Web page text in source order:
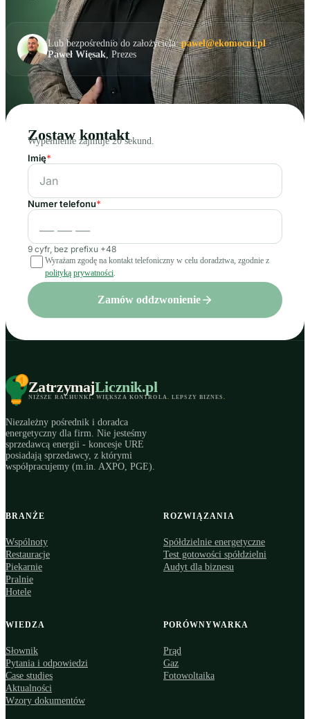
Lub bezpośrednio do założyciela:pawel@ekomocni.pl·
Paweł Więsak, Prezes
Zostaw kontakt
Wypełnienie zajmuje 20 sekund.
Imię*
Numer telefonu*
9 cyfr, bez prefixu +48
Wyrażam zgodę na kontakt telefoniczny w celu doradztwa, zgodnie z
polityką prywatności.
Zamów oddzwonienie
ZatrzymajLicznik.pl
NIŻSZE RACHUNKI. WIĘKSZA KONTROLA. LEPSZY BIZNES .
Niezależny pośrednik i doradca
energetyczny dla firm. Nie jesteśmy
sprzedawcą energii - koncesje URE
posiadają sprzedawcy, z którymi
współpracujemy (m.in. AXPO, PGE).
BRANŻE
Wspólnoty
Restauracje
Piekarnie
Pralnie
Hotele
ROZWIĄZANIA
Spółdzielnie energetyczne
Test gotowości spółdzielni
Audyt dla biznesu
WIEDZA
Słownik
Pytania i odpowiedzi
Case studies
Aktualności
Wzory dokumentów
PORÓWNYWARKA
Prąd
Gaz
Fotowoltaika